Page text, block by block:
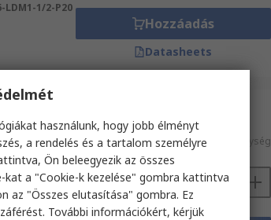
LDM1-1/2-P20
Hozzáadás
Datasheets
Hűtő
20-T
2 271 675 Ft(ÁFA nélkül)
2 271 675 Ft/egység
Mennyiség
használunk, hogy jobb élményt
a rendelés és a tartalom személyre
Ön beleegyezik az összes
a "Cookie-k kezelése" gombra kattintva
az "Összes elutasítása" gombra. Ez
További információkért, kérjük